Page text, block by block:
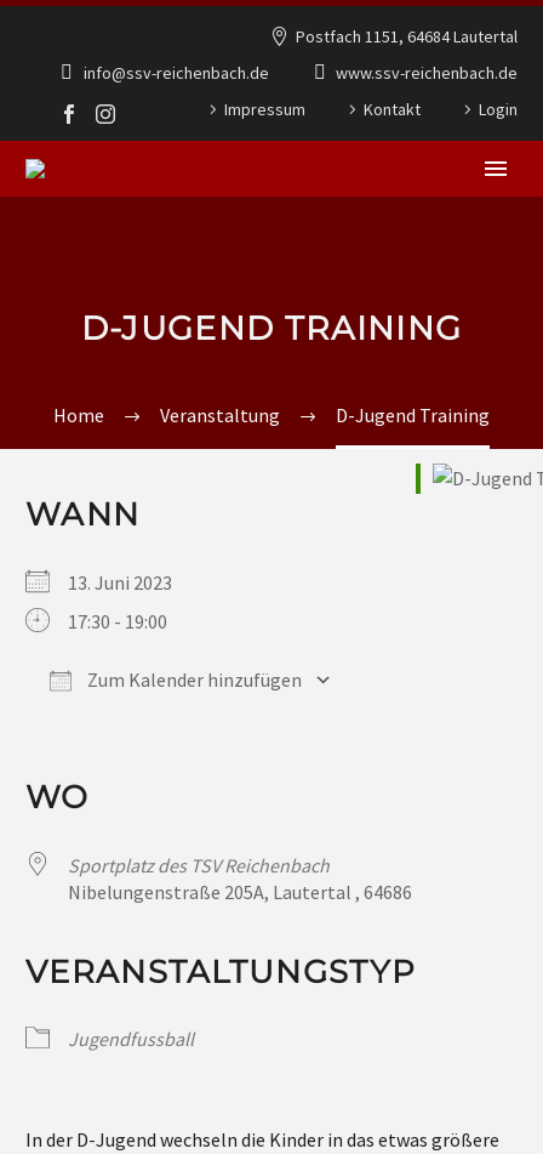
Postfach 1151, 64684 Lautertal
info@ssv-reichenbach.de
www.ssv-reichenbach.de
Impressum
Kontakt Login
D-JUGEND TRAINING
Home Veranstaltung D-Jugend Training
WANN
13. Juni 2023
17:30 - 19:00
Zum Kalender hinzufügen
WO
Sportplatz des TSV Reichenbach
Nibelungenstraße 205A, Lautertal , 64686
VERANSTALTUNGSTYP
Jugendfussball
In der D-Jugend wechseln die Kinder in das etwas größere